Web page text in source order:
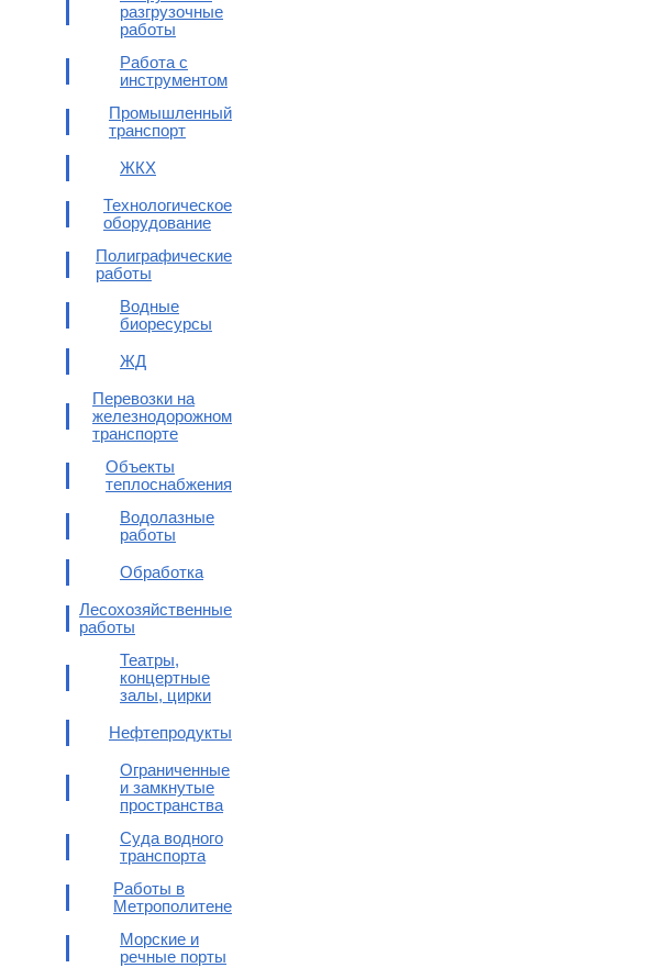
разгрузочные
работы
Работа с
инструментом
Промышленный
транспорт
ЖКХ
Технологическое
оборудование
Полиграфические
работы
Водные
биоресурсы
ЖД
Перевозки на
железнодорожном
транспорте
Объекты
теплоснабжения
Водолазные
работы
Обработка
Лесохозяйственные
работы
Театры,
концертные
залы, цирки
Нефтепродукты
Ограниченные
и замкнутые
пространства
Суда водного
транспорта
Работы в
Метрополитене
Морские и
речные порты